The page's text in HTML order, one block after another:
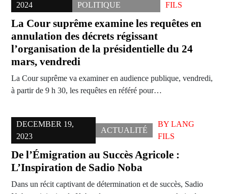
2024
POLITIQUE
FILS
La Cour suprême examine les requêtes en
annulation des décrets régissant
l’organisation de la présidentielle du 24
mars, vendredi
La Cour suprême va examiner en audience publique, vendredi,
à partir de 9 h 30, les requêtes en référé pour…
DECEMBER 19,
2023
ACTUALITÉ
BY LANG
FILS
De l’Émigration au Succès Agricole :
L’Inspiration de Sadio Noba
Dans un récit captivant de détermination et de succès, Sadio